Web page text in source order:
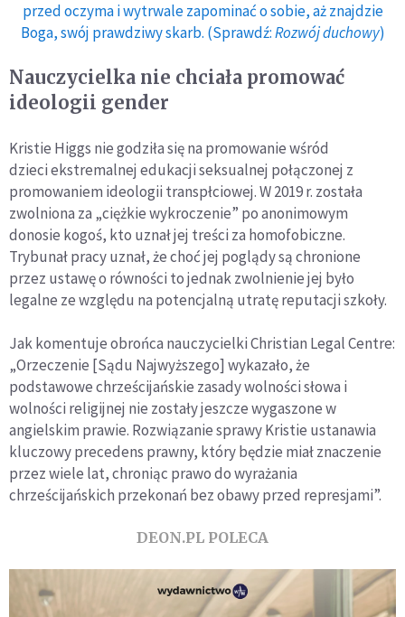
przed oczyma i wytrwale zapominać o sobie, aż znajdzie
Boga, swój prawdziwy skarb. (Sprawdź:Rozwój duchowy)
Nauczycielka nie chciała promować
ideologii gender
Kristie Higgs nie godziła się na promowanie wśród
dzieci ekstremalnej edukacji seksualnej połączonej z
promowaniem ideologii transpłciowej. W 2019 r. została
zwolniona za „ciężkie wykroczenie” po anonimowym
donosie kogoś, kto uznał jej treści za homofobiczne.
Trybunał pracy uznał, że choć jej poglądy są chronione
przez ustawę o równości to jednak zwolnienie jej było
legalne ze względu na potencjalną utratę reputacji szkoły.
Jak komentuje obrońca nauczycielki Christian Legal Centre:
„Orzeczenie [Sądu Najwyższego] wykazało, że
podstawowe chrześcijańskie zasady wolności słowa i
wolności religijnej nie zostały jeszcze wygaszone w
angielskim prawie. Rozwiązanie sprawy Kristie ustanawia
kluczowy precedens prawny, który będzie miał znaczenie
przez wiele lat, chroniąc prawo do wyrażania
chrześcijańskich przekonań bez obawy przed represjami”.
DEON.PL POLECA